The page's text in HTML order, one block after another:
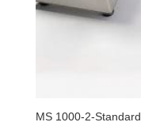
MS 1000-2-Standard